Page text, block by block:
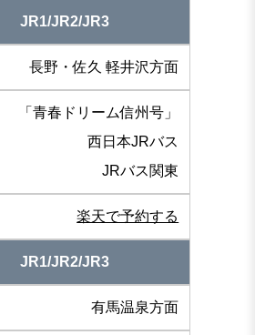
JR1/JR2/JR3
長野・佐久 軽井沢方面
「青春ドリーム信州号」
西日本JRバス
JRバス関東
楽天で予約する
JR1/JR2/JR3
有馬温泉方面